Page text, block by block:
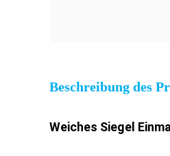
Beschreibung des
Weiches Siegel